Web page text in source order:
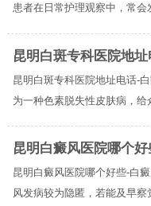
患者在日常护理观察中，常会
昆明白斑专科医院地
昆明白斑专科医院地址电话-
为一种色素脱失性皮肤病，给
昆明白癜风医院哪个
昆明白癜风医院哪个好些-白
风发病较为隐匿，若能及早察